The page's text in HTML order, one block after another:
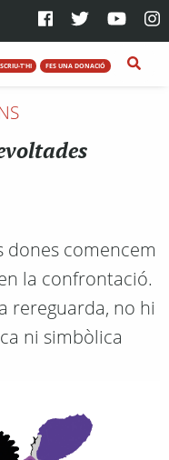
T'HI FES UNA DONACIÓ
dones comencem
la confrontació.
rereguarda, no hi
ni simbòlica